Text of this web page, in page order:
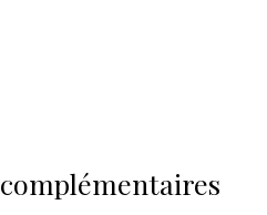
complémentaires